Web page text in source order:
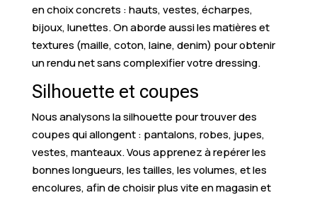
en choix concrets : hauts, vestes, écharpes,
bijoux, lunettes. On aborde aussi les matières et
textures (maille, coton, laine, denim) pour obtenir
un rendu net sans complexifier votre dressing.
Silhouette et coupes
Nous analysons la silhouette pour trouver des
coupes qui allongent : pantalons, robes, jupes,
vestes, manteaux. Vous apprenez à repérer les
bonnes longueurs, les tailles, les volumes, et les
encolures, afin de choisir plus vite en magasin et